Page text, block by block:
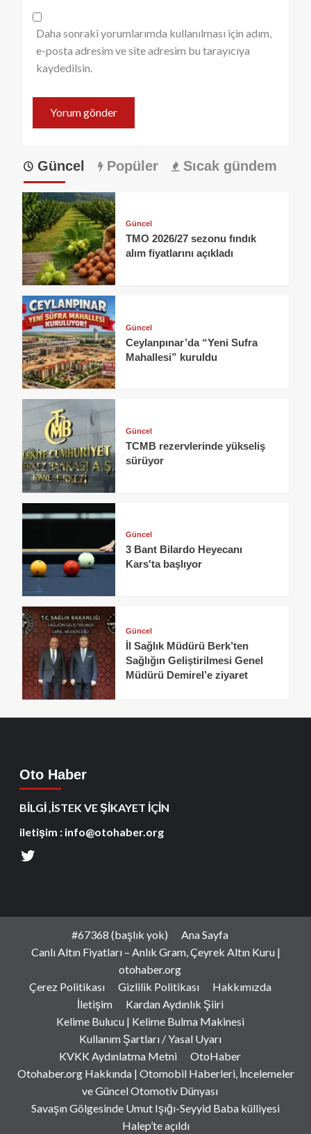
Daha sonraki yorumlarımda kullanılması için adım,
e-posta adresim ve site adresim bu tarayıcıya
kaydedilsin.
Güncel Popüler Sıcak gündem
Güncel
TMO 2026/27 sezonu fındık
alım fiyatlarını açıkladı
Güncel
Ceylanpınar’da “Yeni Sufra
Mahallesi” kuruldu
Güncel
TCMB rezervlerinde yükseliş
sürüyor
Güncel
3 Bant Bilardo Heyecanı
Kars'ta başlıyor
Güncel
İl Sağlık Müdürü Berk’ten
Sağlığın Geliştirilmesi Genel
Müdürü Demirel’e ziyaret
Oto Haber
BİLGİ ,İSTEK VE ŞİKAYET İÇİN
iletişim : info@otohaber.org
#67368 (başlık yok)
Ana Sayfa
Canlı Altın Fiyatları – Anlık Gram, Çeyrek Altın Kuru |
otohaber.org
Çerez Politikası
Gizlilik Politikası
Hakkımızda
İletişim
Kardan Aydınlık Şiiri
Kelime Bulucu | Kelime Bulma Makinesi
Kullanım Şartları / Yasal Uyarı
KVKK Aydınlatma Metni
OtoHaber
Otohaber.org Hakkında | Otomobil Haberleri, İncelemeler
ve Güncel Otomotiv Dünyası
Savaşın Gölgesinde Umut Işığı-Seyyid Baba külliyesi
Halep’te açıldı